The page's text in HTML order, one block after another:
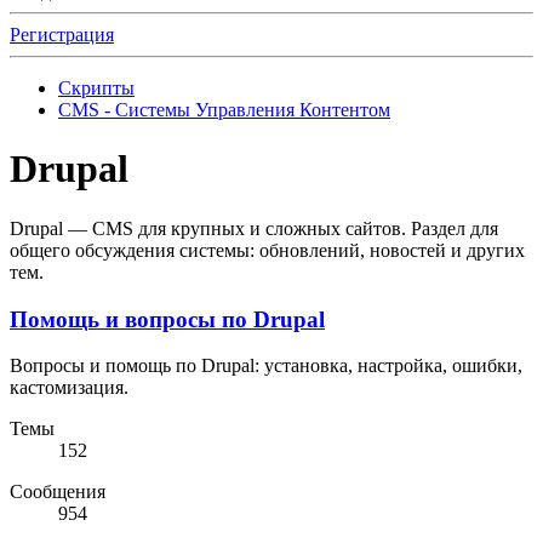
Регистрация
Скрипты
CMS - Системы Управления Контентом
Drupal
Drupal — CMS для крупных и сложных сайтов. Раздел для
общего обсуждения системы: обновлений, новостей и других
тем.
Помощь и вопросы по Drupal
Вопросы и помощь по Drupal: установка, настройка, ошибки,
кастомизация.
Темы
152
Сообщения
954